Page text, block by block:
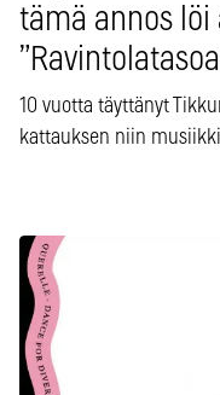
tämä annos löi
10 vuotta täyttänyt
kattauksen niin